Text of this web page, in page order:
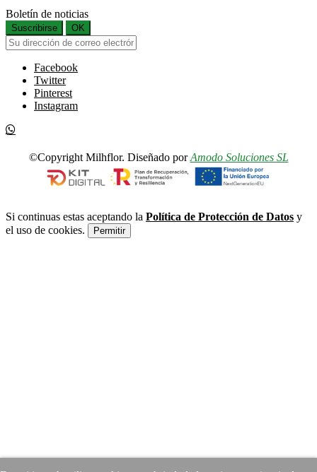
Boletín de noticias
Suscribirse OK
Facebook
Twitter
Pinterest
Instagram
©Copyright Milhflor. Diseñado porAmodo Soluciones SL
Si continuas estas aceptando la Política de Protección de Datos y
el uso de cookies.
Permitir